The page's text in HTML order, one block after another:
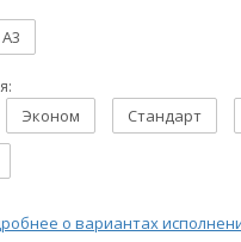
A3
Эконом Стандарт
о вариантах